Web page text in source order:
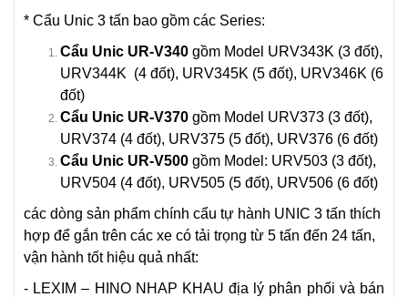
* Cẩu Unic 3 tấn bao gồm các Series:
Cẩu Unic UR-V340 gồm Model URV343K (3 đốt),
URV344K (4 đốt), URV345K (5 đốt), URV346K (6
đốt)
Cẩu Unic UR-V370 gồm Model URV373 (3 đốt),
URV374 (4 đốt), URV375 (5 đốt), URV376 (6 đốt)
Cẩu Unic UR-V500 gồm Model: URV503 (3 đốt),
URV504 (4 đốt), URV505 (5 đốt), URV506 (6 đốt)
các dòng sản phẩm chính cẩu tự hành UNIC 3 tấn thích
hợp để gắn trên các xe có tải trọng từ 5 tấn đến 24 tấn,
vận hành tốt hiệu quả nhất:
- LEXIM – HINO NHAP KHAU địa lý phân phối và bán